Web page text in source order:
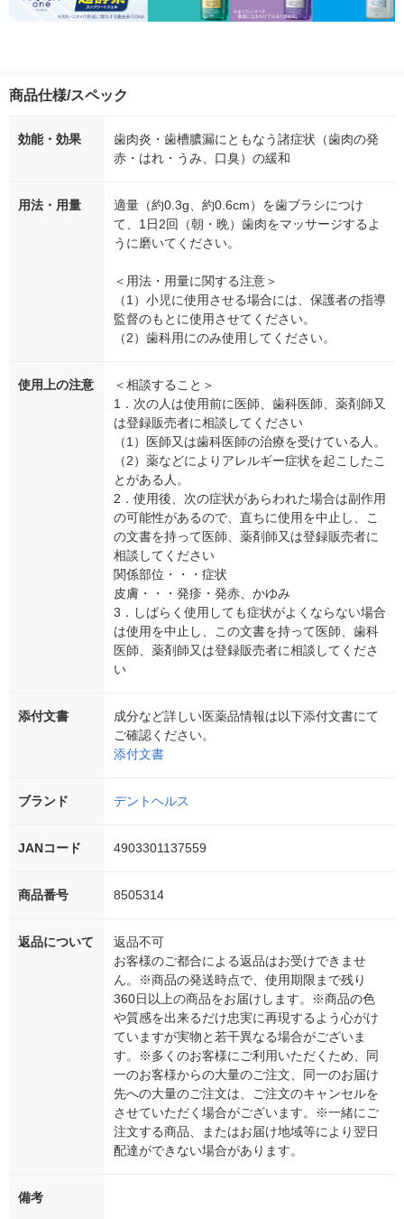
商品仕様/スペック
効能・効果
歯肉炎・歯槽膿漏にともなう諸症状（歯肉の発
赤・はれ・うみ、口臭）の緩和
用法・用量
適量（約0.3g、約0.6cm）を歯ブラシにつけ
て、1日2回（朝・晩）歯肉をマッサージするよ
うに磨いてください。
＜用法・用量に関する注意＞
（1）小児に使用させる場合には、保護者の指導
監督のもとに使用させてください。
（2）歯科用にのみ使用してください。
使用上の注意
＜相談すること＞
1．次の人は使用前に医師、歯科医師、薬剤師又
は登録販売者に相談してください
（1）医師又は歯科医師の治療を受けている人。
（2）薬などによりアレルギー症状を起こしたこ
とがある人。
2．使用後、次の症状があらわれた場合は副作用
の可能性があるので、直ちに使用を中止し、こ
の文書を持って医師、薬剤師又は登録販売者に
相談してください
関係部位・・・症状
皮膚・・・発疹・発赤、かゆみ
3．しばらく使用しても症状がよくならない場合
は使用を中止し、この文書を持って医師、歯科
医師、薬剤師又は登録販売者に相談してくださ
い
添付文書
成分など詳しい医薬品情報は以下添付文書にて
ご確認ください。
添付文書
ブランド デントヘルス
JANコード 4903301137559
商品番号 8505314
返品について
返品不可
お客様のご都合による返品はお受けできませ
ん。※商品の発送時点で、使用期限まで残り
360日以上の商品をお届けします。※商品の色
や質感を出来るだけ忠実に再現するよう心がけ
ていますが実物と若干異なる場合がございま
す。※多くのお客様にご利用いただくため、同
一のお客様からの大量のご注文、同一のお届け
先への大量のご注文は、ご注文のキャンセルを
させていただく場合がございます。※一緒にご
注文する商品、またはお届け地域等により翌日
配達ができない場合があります。
備考